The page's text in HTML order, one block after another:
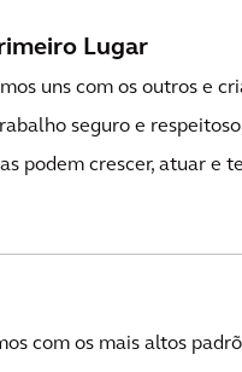
Lugar
uns com os outros e
seguro e
podem crescer, atuar e
com os mais altos